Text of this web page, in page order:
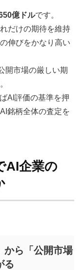
億ドルです。
だけの期待を維持
伸びをかなり高い
開市場の厳しい期
AI評価の基準を押
銘柄全体の査定を
AI企業の
から「公開市場
る